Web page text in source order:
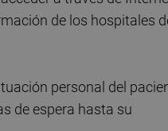
de los hospitales
personal del
de espera hasta su